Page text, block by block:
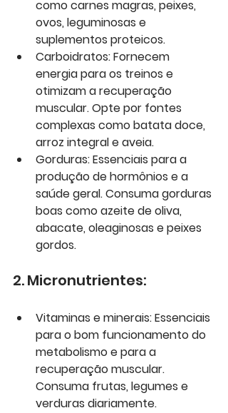
como carnes magras, peixes,
ovos, leguminosas e
suplementos proteicos.
Carboidratos: Fornecem
energia para os treinos e
otimizam a recuperação
muscular. Opte por fontes
complexas como batata doce,
arroz integral e aveia.
Gorduras: Essenciais para a
produção de hormônios e a
saúde geral. Consuma gorduras
boas como azeite de oliva,
abacate, oleaginosas e peixes
gordos.
2. Micronutrientes:
Vitaminas e minerais: Essenciais
para o bom funcionamento do
metabolismo e para a
recuperação muscular.
Consuma frutas, legumes e
verduras diariamente.